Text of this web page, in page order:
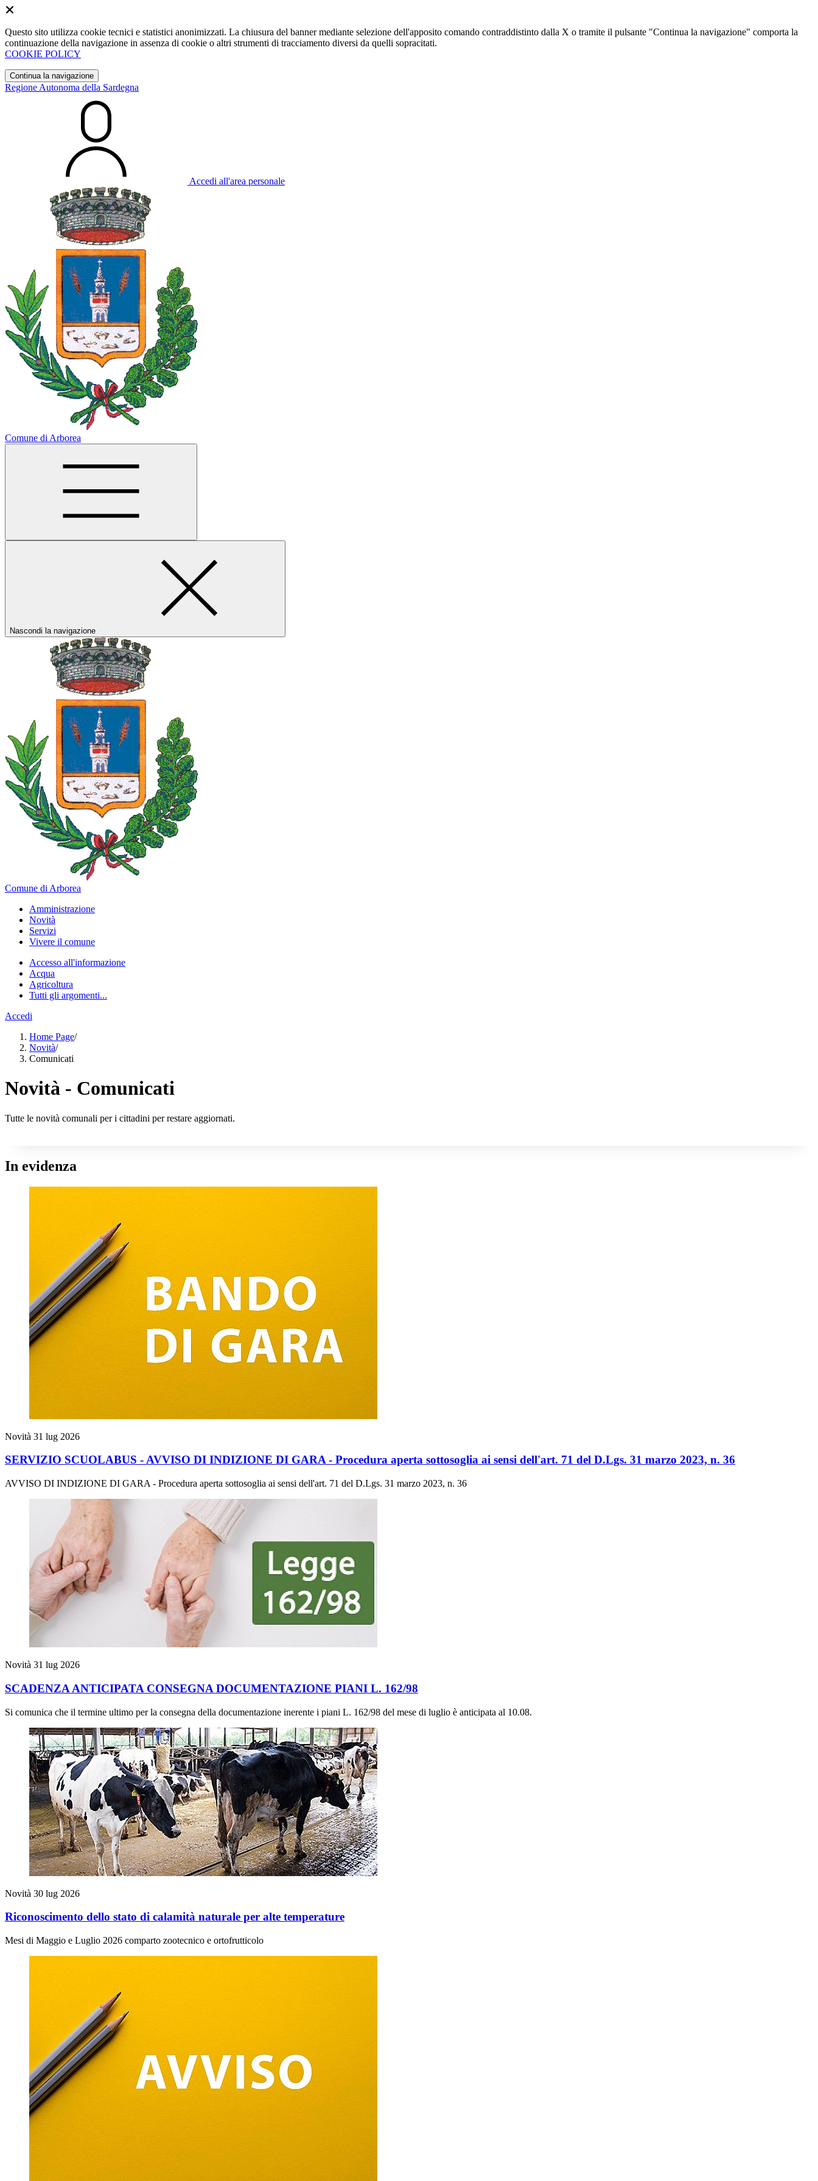
Questo sito utilizza cookie tecnici e statistici anonimizzati. La chiusura del banner mediante selezione dell'apposito comando contraddistinto dalla X o tramite il pulsante "Continua la navigazione" comporta la
continuazione della navigazione in assenza di cookie o altri strumenti di tracciamento diversi da quelli sopracitati.
COOKIE POLICY
Continua la navigazione
Regione Autonoma della Sardegna
Accedi all'area personale
Comune di Arborea
Nascondi la navigazione
Comune di Arborea
Amministrazione
Novità
Servizi
Vivere il comune
Accesso all'informazione
Acqua
Agricoltura
Tutti gli argomenti...
Accedi
Home Page/
Novità/
Comunicati
Novità - Comunicati
Tutte le novità comunali per i cittadini per restare aggiornati.
In evidenza
Novità 31 lug 2026
SERVIZIO SCUOLABUS - AVVISO DI INDIZIONE DI GARA - Procedura aperta sottosoglia ai sensi dell'art. 71 del D.Lgs. 31 marzo 2023, n. 36
AVVISO DI INDIZIONE DI GARA - Procedura aperta sottosoglia ai sensi dell'art. 71 del D.Lgs. 31 marzo 2023, n. 36
Novità 31 lug 2026
SCADENZA ANTICIPATA CONSEGNA DOCUMENTAZIONE PIANI L. 162/98
Si comunica che il termine ultimo per la consegna della documentazione inerente i piani L. 162/98 del mese di luglio è anticipata al 10.08.
Novità 30 lug 2026
Riconoscimento dello stato di calamità naturale per alte temperature
Mesi di Maggio e Luglio 2026 comparto zootecnico e ortofrutticolo